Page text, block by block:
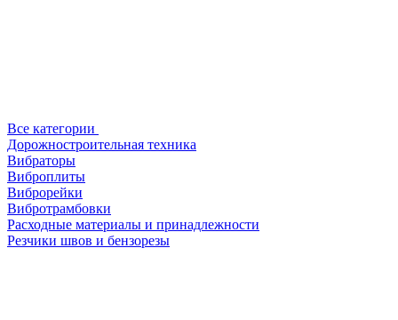
Все категории
Дорожностроительная техника
Вибраторы
Виброплиты
Виброрейки
Вибротрамбовки
Расходные материалы и принадлежности
Резчики швов и бензорезы